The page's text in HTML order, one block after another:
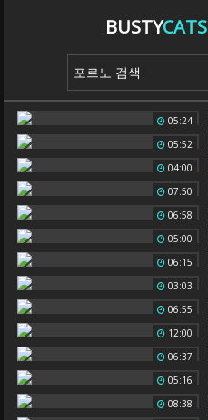
BUSTYCATS
05:24
05:52
04:00
07:50
06:58
05:00
06:15
03:03
06:55
12:00
06:37
05:16
08:38